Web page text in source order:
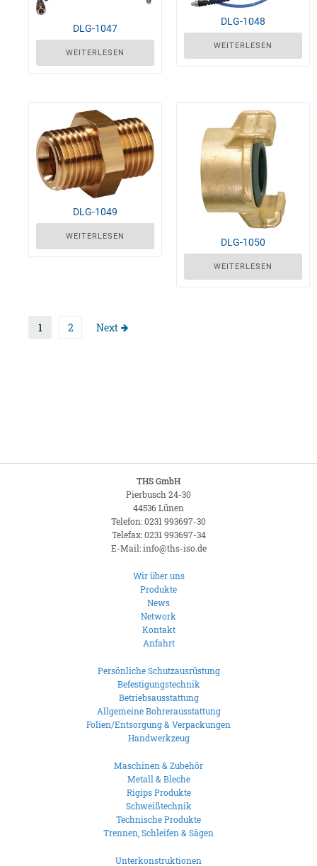
DLG-1047
WEITERLESEN
DLG-1048
WEITERLESEN
DLG-1049
WEITERLESEN DLG-1050
WEITERLESEN
1 2 Next
THS GmbH
Pierbusch 24-30
44536 Lünen
Telefon: 0231 993697-30
Telefax: 0231 993697-34
E-Mail: info@ths-iso.de
Wir über uns
Produkte
News
Network
Kontakt
Anfahrt
Persönliche Schutzausrüstung
Befestigungstechnik
Betriebsausstattung
Allgemeine Bohrerausstattung
Folien/Entsorgung & Verpackungen
Handwerkzeug
Maschinen & Zubehör
Metall & Bleche
Rigips Produkte
Schweißtechnik
Technische Produkte
Trennen, Schleifen & Sägen
Unterkonstruktionen